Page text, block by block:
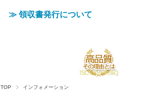
≫ 領収書発行について
TOP インフォメーション